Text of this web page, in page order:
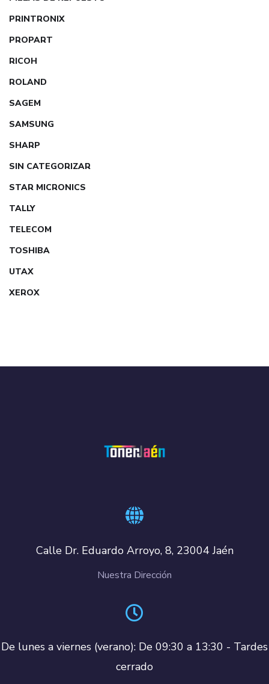
PRINTRONIX
PROPART
RICOH
ROLAND
SAGEM
SAMSUNG
SHARP
SIN CATEGORIZAR
STAR MICRONICS
TALLY
TELECOM
TOSHIBA
UTAX
XEROX
Calle Dr. Eduardo Arroyo, 8, 23004 Jaén
Nuestra Dirección
De lunes a viernes (verano): De 09:30 a 13:30 - Tardes
cerrado